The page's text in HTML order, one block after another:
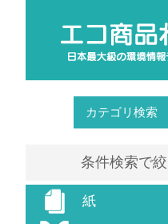
カテゴリ検索
条件検索で
紙